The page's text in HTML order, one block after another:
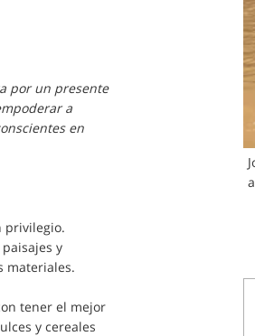
por un presente
a
en
privilegio.
y
materiales.
tener el mejor
y cereales